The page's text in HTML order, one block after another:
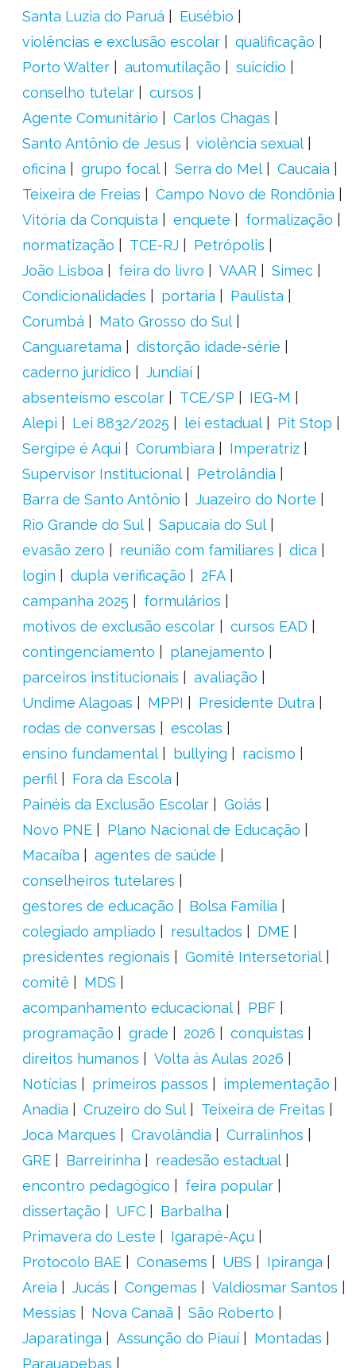
Santa Luzia do Paruá
Eusébio
violências e exclusão escolar
qualificação
Porto Walter
automutilação
suicídio
conselho tutelar
cursos
Agente Comunitário
Carlos Chagas
Santo Antônio de Jesus
violência sexual
oficina
grupo focal Serra do Mel
Caucaia
Teixeira de Freias
Campo Novo de Rondônia
Vitória da Conquista
enquete
formalização
normatização
TCE-RJ
Petrópolis
João Lisboa
feira do livro VAAR
Simec
Condicionalidades
portaria
Paulista
Corumbá
Mato Grosso do Sul
Canguaretama
distorção idade-série
caderno jurídico
Jundiaí
absenteísmo escolar
TCE/SP
IEG-M
Alepi
Lei 8832/2025 lei estadual
Pit Stop
Sergipe é Aqui
Corumbiara
Imperatriz
Supervisor Institucional
Petrolândia
Barra de Santo Antônio
Juazeiro do Norte
Rio Grande do Sul
Sapucaia do Sul
evasão zero
reunião com familiares
dica
login
dupla verificação
2FA
campanha 2025
formulários
motivos de exclusão escolar
cursos EAD
contingenciamento
planejamento
parceiros institucionais
avaliação
Undime Alagoas
MPPI
Presidente Dutra
rodas de conversas
escolas
ensino fundamental
bullying
racismo
perfil
Fora da Escola
Painéis da Exclusão Escolar
Goiás
Novo PNE
Plano Nacional de Educação
Macaíba
agentes de saúde
conselheiros tutelares
gestores de educação
Bolsa Família
colegiado ampliado
resultados
DME
presidentes regionais
Gomitê Intersetorial
comitê
MDS
acompanhamento educacional
PBF
programação
grade 2026
conquistas
direitos humanos
Volta às Aulas 2026
Notícias
primeiros passos
implementação
Anadia
Cruzeiro do Sul
Teixeira de Freitas
Joca Marques
Cravolândia
Curralinhos
GRE
Barreirinha
readesão estadual
encontro pedagógico
feira popular
dissertação
UFC
Barbalha
Primavera do Leste
Igarapé-Açu
Protocolo BAE
Conasems UBS
Ipiranga
Areia
Jucás Congemas
Valdiosmar Santos
Messias
Nova Canaã
São Roberto
Japaratinga
Assunção do Piauí
Montadas
Parauapebas